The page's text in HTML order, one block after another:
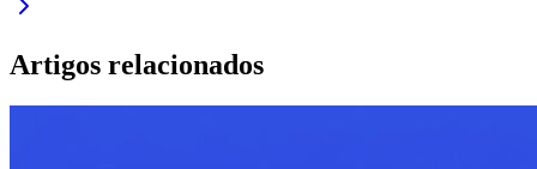
Artigos relacionados